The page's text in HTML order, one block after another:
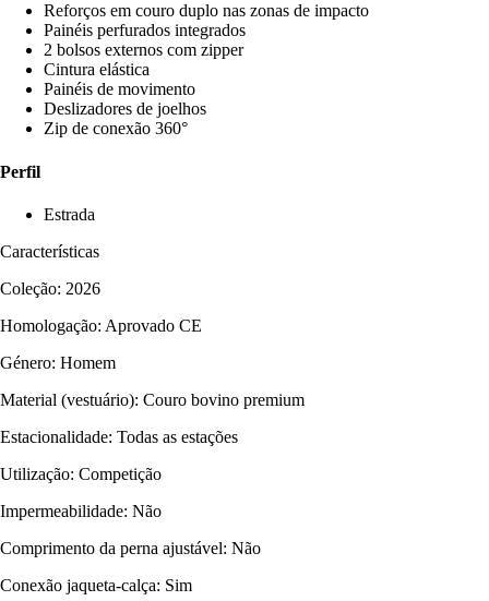
Reforços em couro duplo nas zonas de impacto
Painéis perfurados integrados
2 bolsos externos com zipper
Cintura elástica
Painéis de movimento
Deslizadores de joelhos
Zip de conexão 360°
Perfil
Estrada
Características
Coleção: 2026
Homologação: Aprovado CE
Género: Homem
Material (vestuário): Couro bovino premium
Estacionalidade: Todas as estações
Utilização: Competição
Impermeabilidade: Não
Comprimento da perna ajustável: Não
Conexão jaqueta-calça: Sim